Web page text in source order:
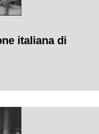
italiana di